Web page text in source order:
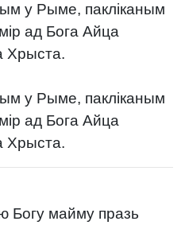
у Рыме, пакліканым
ад Бога Айца
Хрыста.
у Рыме, пакліканым
ад Бога Айца
Хрыста.
Богу майму празь